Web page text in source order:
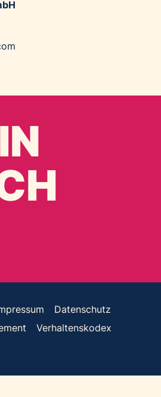
Datenschutz
Verhaltenskodex